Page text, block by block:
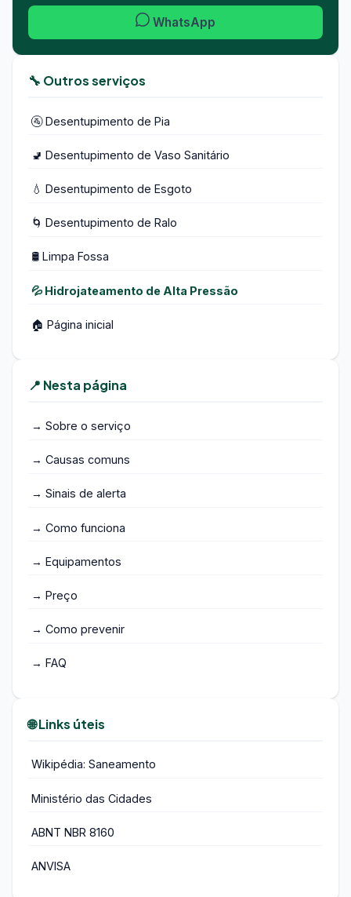
WhatsApp
🔧 Outros serviços
🚰 Desentupimento de Pia
🚽 Desentupimento de Vaso Sanitário
💧 Desentupimento de Esgoto
🌀 Desentupimento de Ralo
🛢️ Limpa Fossa
💦 Hidrojateamento de Alta Pressão
🏠 Página inicial
📍 Nesta página
→ Sobre o serviço
→ Causas comuns
→ Sinais de alerta
→ Como funciona
→ Equipamentos
→ Preço
→ Como prevenir
→ FAQ
🌐 Links úteis
Wikipédia: Saneamento
Ministério das Cidades
ABNT NBR 8160
ANVISA